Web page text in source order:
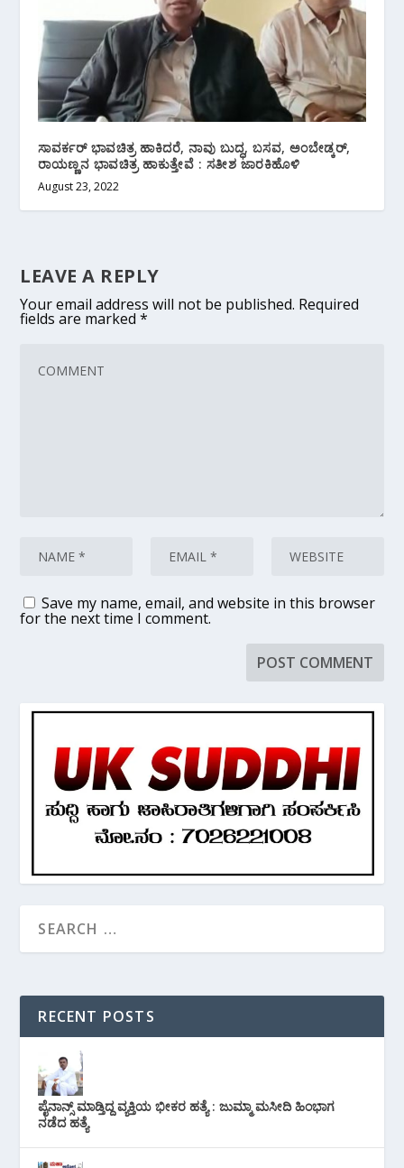
ಸಾವರ್ಕರ್ ಭಾವಚಿತ್ರ ಹಾಕಿದರೆ, ನಾವು ಬುದ್ಧ, ಬಸವ, ಅಂಬೇಡ್ಕರ್,
ರಾಯಣ್ಣನ ಭಾವಚಿತ್ರ ಹಾಕುತ್ತೇವೆ : ಸತೀಶ ಜಾರಕಿಹೊಳಿ
August 23, 2022
LEAVE A REPLY
Your email address will not be published. Required
fields are marked*
Save my name, email, and website in this browser
for the next time I comment.
RECENT POSTS
ಪೈನಾನ್ಸ್ ಮಾಡ್ತಿದ್ದ ವ್ಯಕ್ತಿಯ ಭೀಕರ‌ ಹತ್ಯೆ : ಜುಮ್ಮಾ ಮಸೀದಿ ಹಿಂಭಾಗ
ನಡೆದ ಹತ್ಯೆ